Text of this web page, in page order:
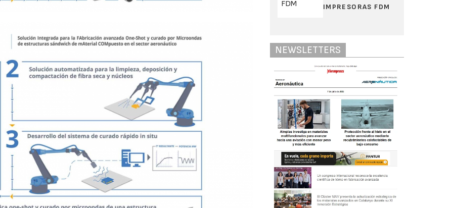
IMPRESORAS FDM
NEWSLETTERS